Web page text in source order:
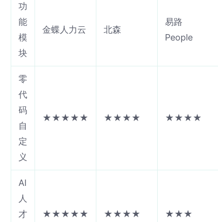
功
能
模
块
金蝶人力云 北森
易路
People
零
代
码
自
定
义
★★★★★ ★★★★ ★★★★
AI
人
才
★★★★★ ★★★★ ★★★